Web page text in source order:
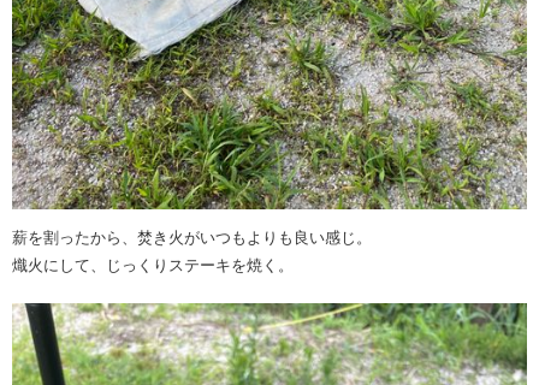
薪を割ったから、焚き火がいつもよりも良い感じ。
熾火にして、じっくりステーキを焼く。